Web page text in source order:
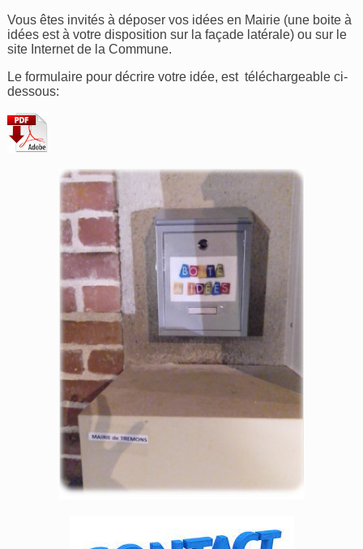
Vous êtes invités à déposer vos idées en Mairie (une boite à
idées est à votre disposition sur la façade latérale) ou sur le
site Internet de la Commune.
Le formulaire pour décrire votre idée, est téléchargeable ci-
dessous: